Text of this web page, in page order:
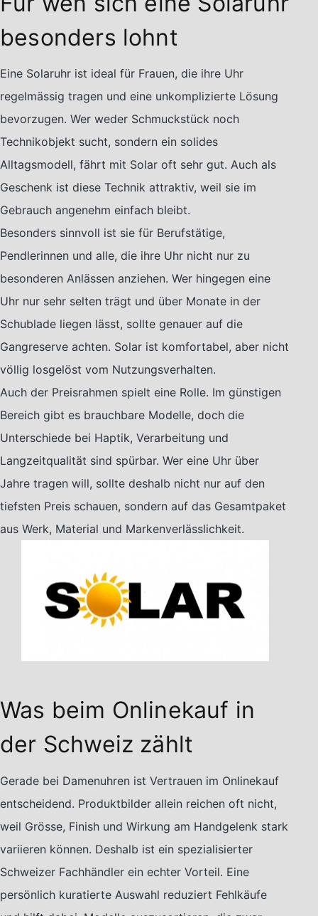
besonders lohnt
Eine Solaruhr ist ideal für Frauen, die ihre Uhr
regelmässig tragen und eine unkomplizierte Lösung
bevorzugen. Wer weder Schmuckstück noch
Technikobjekt sucht, sondern ein solides
Alltagsmodell, fährt mit Solar oft sehr gut. Auch als
Geschenk ist diese Technik attraktiv, weil sie im
Gebrauch angenehm einfach bleibt.
Besonders sinnvoll ist sie für Berufstätige,
Pendlerinnen und alle, die ihre Uhr nicht nur zu
besonderen Anlässen anziehen. Wer hingegen eine
Uhr nur sehr selten trägt und über Monate in der
Schublade liegen lässt, sollte genauer auf die
Gangreserve achten. Solar ist komfortabel, aber nicht
völlig losgelöst vom Nutzungsverhalten.
Auch der Preisrahmen spielt eine Rolle. Im günstigen
Bereich gibt es brauchbare Modelle, doch die
Unterschiede bei Haptik, Verarbeitung und
Langzeitqualität sind spürbar. Wer eine Uhr über
Jahre tragen will, sollte deshalb nicht nur auf den
tiefsten Preis schauen, sondern auf das Gesamtpaket
aus Werk, Material und Markenverlässlichkeit.
Was beim Onlinekauf in
der Schweiz zählt
Gerade bei Damenuhren ist Vertrauen im Onlinekauf
entscheidend. Produktbilder allein reichen oft nicht,
weil Grösse, Finish und Wirkung am Handgelenk stark
variieren können. Deshalb ist ein spezialisierter
Schweizer Fachhändler ein echter Vorteil. Eine
persönlich kuratierte Auswahl reduziert Fehlkäufe